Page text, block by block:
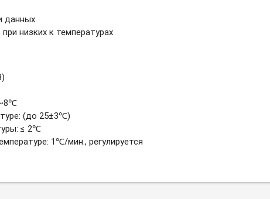
данных
низких к температурах
(до 25±3℃)
≤ 2℃
1℃/мин., регулируется